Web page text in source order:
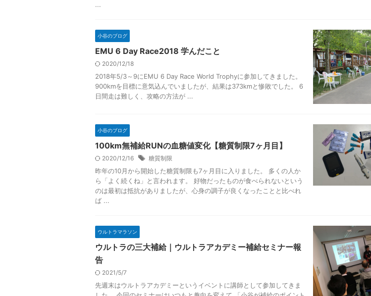
...
小谷のブログ
EMU 6 Day Race2018 学んだこと
2020/12/18
2018年5/3～9にEMU 6 Day Race World Trophyに参加してきました。
900kmを目標に意気込んでいましたが、結果は373kmと惨敗でした。 6
日間走は難しく、攻略の方法が ...
小谷のブログ
100km無補給RUNの血糖値変化【糖質制限7ヶ月目】
2020/12/16 糖質制限
昨年の10月から開始した糖質制限も7ヶ月目に入りました。 多くの人か
ら「よく続くね」と言われます。 好物だったものが食べられないという
のは最初は抵抗がありましたが、心身の調子が良くなったことと比べれ
ば ...
ウルトラマラソン
ウルトラの三大補給｜ウルトラアカデミー補給セミナー報
告
2021/5/7
先週末はウルトラアカデミーというイベントに講師として参加してきま